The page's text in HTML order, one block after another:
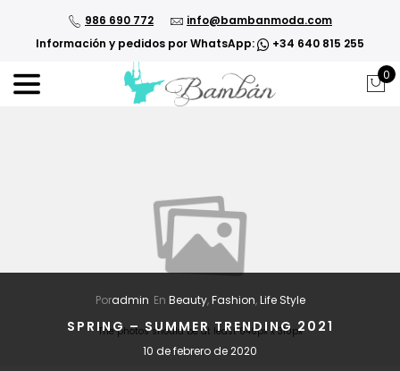
986 690 772
info@bambanmoda.com
Información y pedidos por WhatsApp:
+34 640 815 255
0
The photos should be at least 640px x 310px
Poradmin En Beauty,Fashion,Life Style
SPRING – SUMMER TRENDING 2021
10 de febrero de 2020